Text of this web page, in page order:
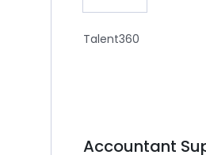
Talent360
Accountant